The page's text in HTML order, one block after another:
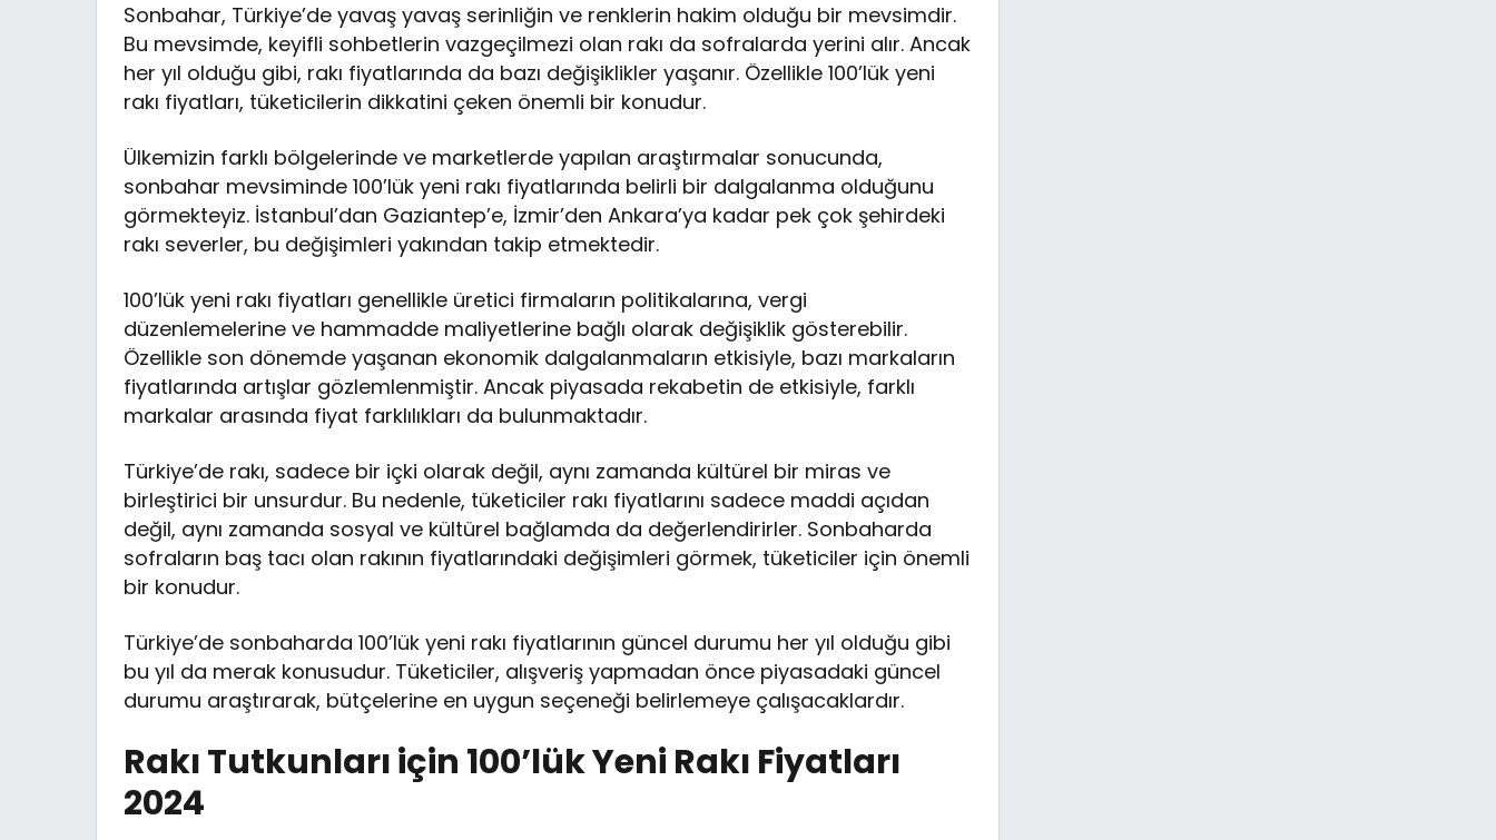
Sonbahar, Türkiye’de yavaş yavaş serinliğin ve renklerin hakim olduğu bir mevsimdir.
Bu mevsimde, keyifli sohbetlerin vazgeçilmezi olan rakı da sofralarda yerini alır. Ancak
her yıl olduğu gibi, rakı fiyatlarında da bazı değişiklikler yaşanır. Özellikle 100’lük yeni
rakı fiyatları, tüketicilerin dikkatini çeken önemli bir konudur.
Ülkemizin farklı bölgelerinde ve marketlerde yapılan araştırmalar sonucunda,
sonbahar mevsiminde 100’lük yeni rakı fiyatlarında belirli bir dalgalanma olduğunu
görmekteyiz. İstanbul’dan Gaziantep’e, İzmir’den Ankara’ya kadar pek çok şehirdeki
rakı severler, bu değişimleri yakından takip etmektedir.
100’lük yeni rakı fiyatları genellikle üretici firmaların politikalarına, vergi
düzenlemelerine ve hammadde maliyetlerine bağlı olarak değişiklik gösterebilir.
Özellikle son dönemde yaşanan ekonomik dalgalanmaların etkisiyle, bazı markaların
fiyatlarında artışlar gözlemlenmiştir. Ancak piyasada rekabetin de etkisiyle, farklı
markalar arasında fiyat farklılıkları da bulunmaktadır.
Türkiye’de rakı, sadece bir içki olarak değil, aynı zamanda kültürel bir miras ve
birleştirici bir unsurdur. Bu nedenle, tüketiciler rakı fiyatlarını sadece maddi açıdan
değil, aynı zamanda sosyal ve kültürel bağlamda da değerlendirirler. Sonbaharda
sofraların baş tacı olan rakının fiyatlarındaki değişimleri görmek, tüketiciler için önemli
bir konudur.
Türkiye’de sonbaharda 100’lük yeni rakı fiyatlarının güncel durumu her yıl olduğu gibi
bu yıl da merak konusudur. Tüketiciler, alışveriş yapmadan önce piyasadaki güncel
durumu araştırarak, bütçelerine en uygun seçeneği belirlemeye çalışacaklardır.
Rakı Tutkunları için 100’lük Yeni Rakı Fiyatları
2024